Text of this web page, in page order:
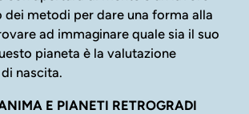
dei metodi per dare una forma alla
ad immaginare quale sia il suo
pianeta è la valutazione
nascita.
E PIANETI RETROGRADI